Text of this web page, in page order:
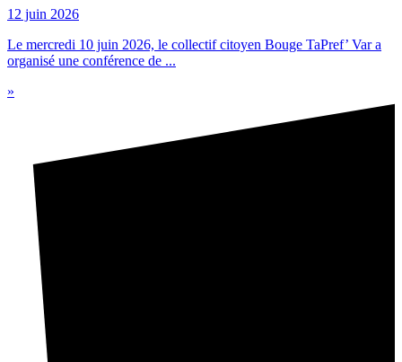
12 juin 2026
Le mercredi 10 juin 2026, le collectif citoyen Bouge TaPref’ Var a
organisé une conférence de ...
»